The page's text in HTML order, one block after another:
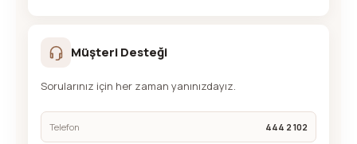
Müşteri Desteği
Sorularınız için her zaman yanınızdayız.
Telefon 444 2 102